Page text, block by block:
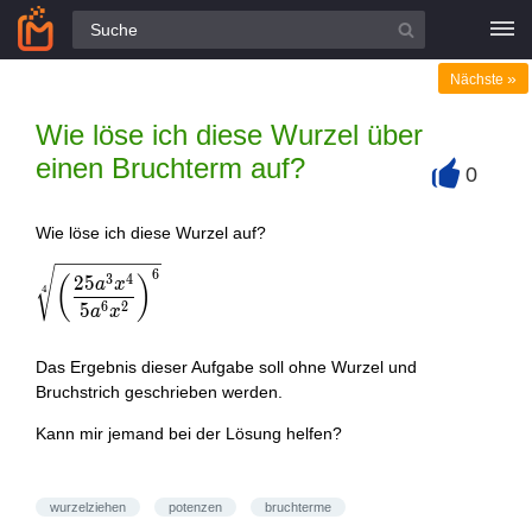
Alle Fragen
Wie löse ich diese Wurzel über
einen Bruchterm auf?
Nächste »
0
Wie löse ich diese Wurzel auf?
\sqrt [ 4 ] { \left( \frac { 25 a ^ { 3 } x ^ { 4 } } { 5 a
4 ( 5a6x2
25a3x4 ) 6
Das Ergebnis dieser Aufgabe soll ohne Wurzel und
Bruchstrich geschrieben werden.
Kann mir jemand bei der Lösung helfen?
wurzelziehen potenzen bruchterme